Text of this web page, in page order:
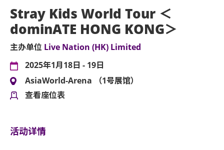
Stray Kids World Tour ＜
dominATE HONG KONG＞
主办单位 Live Nation (HK) Limited
2025年1月18日 - 19日
AsiaWorld-Arena （1号展馆）
查看座位表
活动详情